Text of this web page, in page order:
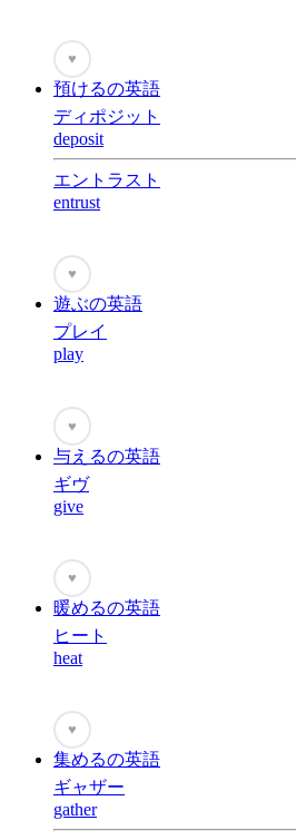
♥
預けるの英語
ディポジット
deposit
エントラスト
entrust
♥
遊ぶの英語
プレイ
play
♥
与えるの英語
ギヴ
give
♥
暖めるの英語
ヒート
heat
♥
集めるの英語
ギャザー
gather